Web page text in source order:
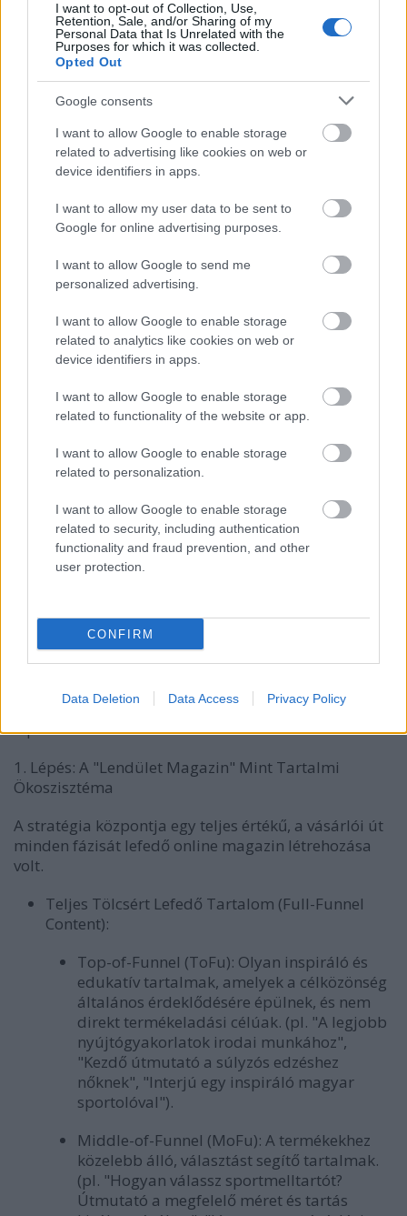
I want to opt-out of Collection, Use,
Retention, Sale, and/or Sharing of my
Personal Data that Is Unrelated with the
Purposes for which it was collected.
Opted Out
Google consents
I want to allow Google to enable storage
related to advertising like cookies on web or
device identifiers in apps.
I want to allow my user data to be sent to
Google for online advertising purposes.
I want to allow Google to send me
personalized advertising.
I want to allow Google to enable storage
related to analytics like cookies on web or
device identifiers in apps.
I want to allow Google to enable storage
related to functionality of the website or app.
I want to allow Google to enable storage
related to personalization.
I want to allow Google to enable storage
related to security, including authentication
functionality and fraud prevention, and other
user protection.
CONFIRM
Data Deletion Data Access Privacy Policy
Online Fitnesz Márka Felépítése
A Kihívás:A "Lendület Brand" egy magyar, direct-to-
consumer (D2C) online márka volt, amely prémium
sportruházatot és otthoni edzéshez szükséges
eszközöket (jógamatrac, kézisúlyzók) árult. A
termékeik kiválóak voltak, de a piac telített volt a
globális óriások (Nike, Adidas) és a feltörekvő,
influenszer-vezérelt márkák által.
Probléma #1: A Láthatóság Hiánya egy Zajos
Piacon.A "női futónadrág" vagy "jógamatrac
vásárlás" típusú, magas kereskedelmi szándékú
kulcsszavakra esélyük sem volt a nagy
versenytársakkal szemben.
Probléma #2: A Márkaidentitás Hiánya.
webshopjuk egy egyszerű termékkatalógus volt.
Nem kommunikálta, mitől más a Lendület
vásárolni ahelyett, hogy leemelnének egy
terméket egy nagy sportáruház polcáról.
Probléma #3: Passzív Vásárlói Élmény. Az oldal
nem segítette a felhasználót a választásban,
nem adott edzési tippeket, és nem épített
közösséget a márka köré.
(keresőoptimalizálás) Stratégia:
az volt, hogy a Lendület Brandet egy termékeket
árusító webshopból egyhiteles, inspiráló fitnesz
életmód-platformmá alakítsa, ahol a vásárlás már
csak a közösséghez való tartozás logikus következő
lépése.
1. Lépés: A "Lendület Magazin" Mint Tartalmi
Ökoszisztéma
A stratégia központja egy teljes értékű, a vásárlói út
minden fázisát lefedő online magazin létrehozása
volt.
Teljes Tölcsért Lefedő Tartalom (Full-Funnel
Content):
Top-of-Funnel (ToFu): Olyan inspiráló és
edukatív tartalmak, amelyek a célközönség
általános érdeklődésére épülnek, és nem
direkt termékeladási célúak. (pl. "A legjobb
nyújtógyakorlatok irodai munkához",
"Kezdő útmutató a súlyzós edzéshez
nőknek", "Interjú egy inspiráló magyar
sportolóval").
Middle-of-Funnel (MoFu): A termékekhez
közelebb álló, választást segítő tartalmak.
(pl. "Hogyan válassz sportmelltartót?
Útmutató a megfelelő méret és tartás